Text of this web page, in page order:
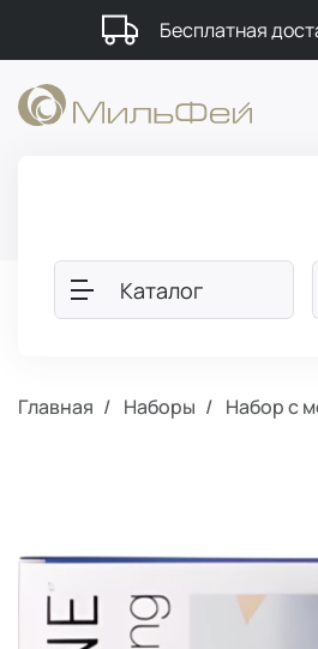
Бесплатная
Каталог
Главная Наборы Набор с